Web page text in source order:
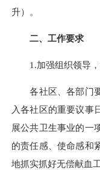
升）。
二、工作要求
1.加强组织领导，
各社区、各部门要
入各社区的重要议事
展公共卫生事业的一
的责任感、使命感和
地抓实抓好无偿献血